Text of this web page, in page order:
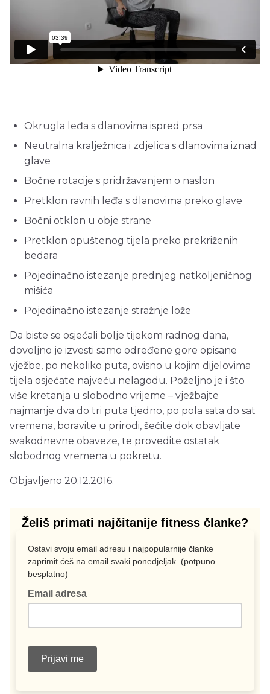
Okrugla leđa s dlanovima ispred prsa
Neutralna kralježnica i zdjelica s dlanovima iznad
glave
Bočne rotacije s pridržavanjem o naslon
Pretklon ravnih leđa s dlanovima preko glave
Bočni otklon u obje strane
Pretklon opuštenog tijela preko prekriženih
bedara
Pojedinačno istezanje prednjeg natkoljeničnog
mišića
Pojedinačno istezanje stražnje lože
Da biste se osjećali bolje tijekom radnog dana,
dovoljno je izvesti samo određene gore opisane
vježbe, po nekoliko puta, ovisno u kojim dijelovima
tijela osjećate najveću nelagodu. Poželjno je i što
više kretanja u slobodno vrijeme – vježbajte
najmanje dva do tri puta tjedno, po pola sata do sat
vremena, boravite u prirodi, šećite dok obavljate
svakodnevne obaveze, te provedite ostatak
slobodnog vremena u pokretu.
Objavljeno 20.12.2016.